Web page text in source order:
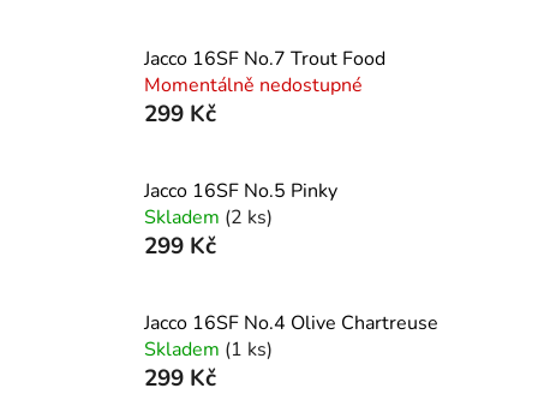
Jacco 16SF No.7 Trout Food
Momentálně nedostupné
299 Kč
Jacco 16SF No.5 Pinky
Skladem (2 ks)
299 Kč
Jacco 16SF No.4 Olive Chartreuse
Skladem (1 ks)
299 Kč